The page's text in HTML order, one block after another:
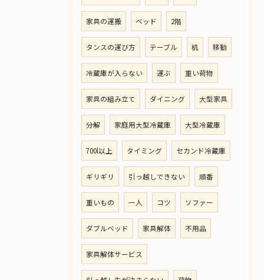
家具の運搬 ベッド 2階
タンスの運び方 テーブル 机 移動
冷蔵庫が入らない 運ぶ 重い荷物
家具の組み立て ダイニング 大型家具
分解 家庭用大型冷蔵庫 大型冷蔵庫
700l以上 タイミング セカンド冷蔵庫
ギリギリ 引っ越しできない 順番
重いもの 一人 コツ ソファー
ダブルベッド 家具解体 不用品
家具解体サービス